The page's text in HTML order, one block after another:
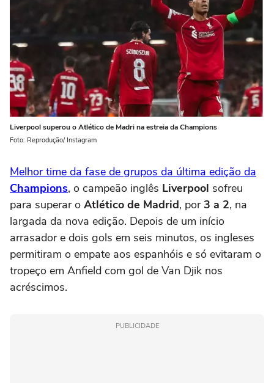
Liverpool superou o Atlético de Madri na estreia da Champions
Foto: Reprodução/ Instagram
Melhor time da fase de grupos da última edição da
Champions, o campeão inglês Liverpool sofreu
para superar o Atlético de Madrid, por 3 a 2, na
largada da nova edição. Depois de um início
arrasador e dois gols em seis minutos, os ingleses
permitiram o empate aos espanhóis e só evitaram o
tropeço em Anfield com gol de Van Djik nos
acréscimos.
PUBLICIDADE